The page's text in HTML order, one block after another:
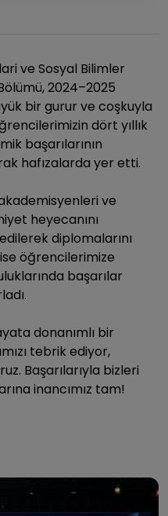
ve Sosyal Bilimler
2024–2025
bir gurur ve coşkuyla
dört yıllık
başarılarının
hafızalarda yer etti.
ve
heyecanını
diplomalarını
öğrencilerimize
başarılar
donanımlı bir
tebrik ediyor,
Başarılarıyla bizleri
inancımız tam!